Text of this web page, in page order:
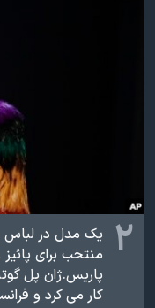
نرگس محمدی برنده
همایش محافظه‌کاران
سفر پرزیدنت ترامپ
۲
یک مدل در لباس
پاریس. ژان پل
کار می کرد و